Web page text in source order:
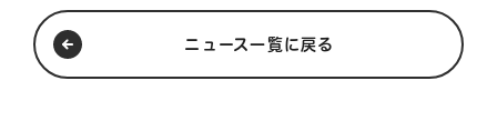
ニュース一覧に戻る